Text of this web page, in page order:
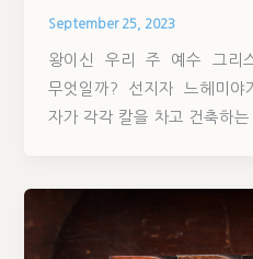
September 25, 2023
왕이신 우리 주 예수 그리
무엇일까? 선지자 느헤미
자가 각각 칼을 차고 건축하는